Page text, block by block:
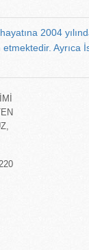
2004